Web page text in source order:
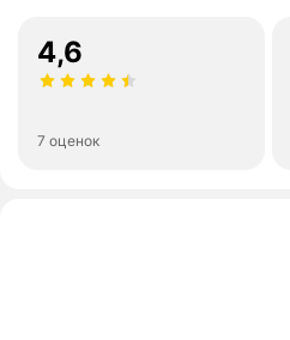
4,6
7 оценок